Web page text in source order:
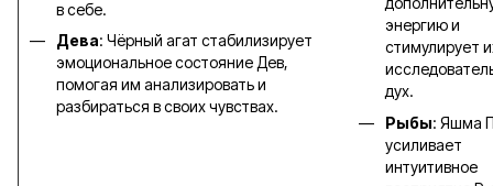
в себе.
Дева: Чёрный агат стабилизирует
эмоциональное состояние Дев,
помогая им анализировать и
разбираться в своих чувствах.
энергию и
стимулирует
дух.
Рыбы: Яшма
усиливает
интуитивное